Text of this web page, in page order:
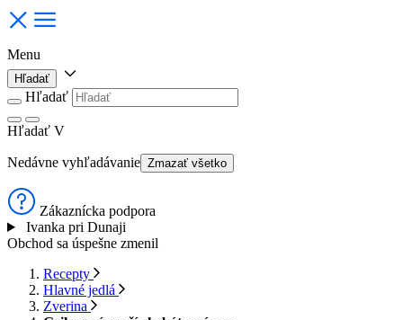
Menu
Hľadať
Hľadať
Hľadať V
Nedávne vyhľadávanie Zmazať všetko
Zákaznícka podpora
Ivanka pri Dunaji
Obchod sa úspešne zmenil
Recepty
Hlavné jedlá
Zverina